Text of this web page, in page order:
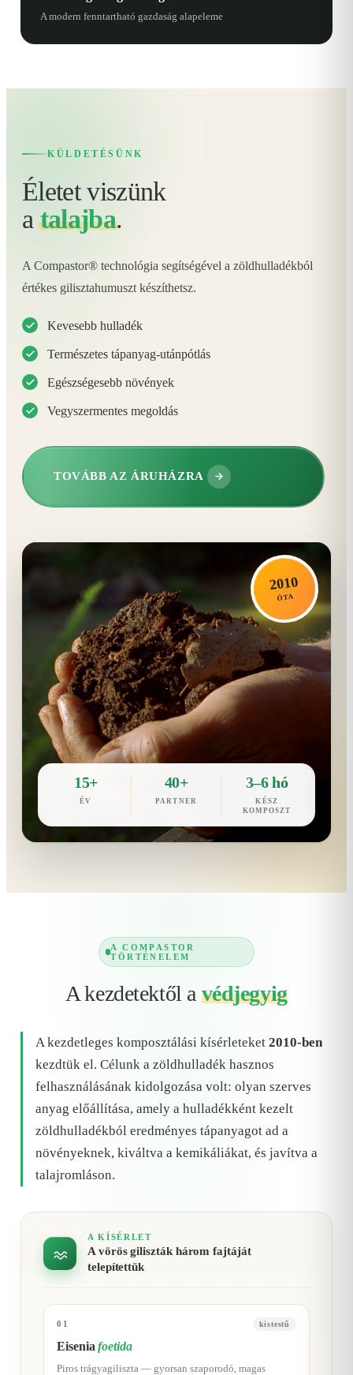
A modern fenntartható gazdaság alapeleme
KÜLDETÉSÜNK
Életet viszünk
atalajba.
A Compastor® technológia segítségével a zöldhulladékból
értékes gilisztahumuszt készíthetsz.
Kevesebb hulladék
Természetes tápanyag-utánpótlás
Egészségesebb növények
Vegyszermentes megoldás
TOVÁBB AZ ÁRUHÁZRA
2010
ÓTA
15+
ÉV
40+
PARTNER
3–6 hó
KÉSZ
KOMPOSZT
A COMPASTOR
TÖRTÉNELEM
A kezdetektől a védjegyig
A kezdetleges komposztálási kísérleteket 2010-ben
kezdtük el. Célunk a zöldhulladék hasznos
felhasználásának kidolgozása volt: olyan szerves
anyag előállítása, amely a hulladékként kezelt
zöldhulladékból eredményes tápanyagot ad a
növényeknek, kiváltva a kemikáliákat, és javítva a
talajromláson.
A KÍSÉRLET
A vörös giliszták három fajtáját
telepítettük
01 kistestű
Eiseniafoetida
Piros trágyagiliszta — gyorsan szaporodó, magas